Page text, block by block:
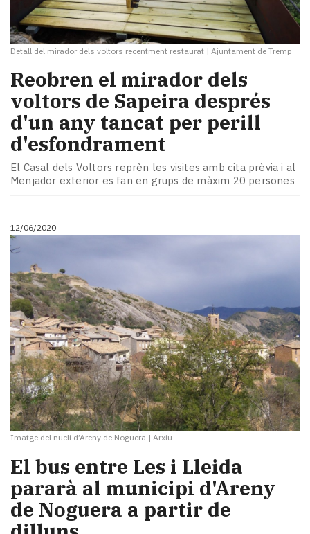
Detall del mirador dels voltors recentment restaurat | Ajuntament de Tremp
​Reobren el mirador dels
voltors de Sapeira després
d'un any tancat per perill
d'esfondrament
El Casal dels Voltors reprèn les visites amb cita prèvia i al
Menjador exterior es fan en grups de màxim 20 persones
12/06/2020
Imatge del nucli d’Areny de Noguera | Arxiu
​El bus entre Les i Lleida
pararà al municipi d'Areny
de Noguera a partir de